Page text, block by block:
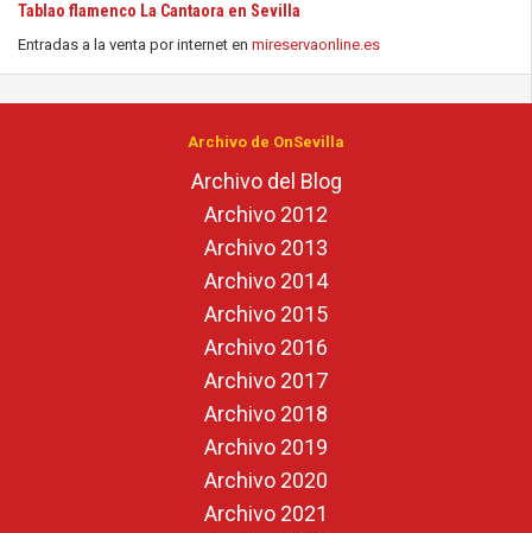
Tablao flamenco La Cantaora en Sevilla
Entradas a la venta por internet en mireservaonline.es
Archivo de OnSevilla
Archivo del Blog
Archivo 2012
Archivo 2013
Archivo 2014
Archivo 2015
Archivo 2016
Archivo 2017
Archivo 2018
Archivo 2019
Archivo 2020
Archivo 2021